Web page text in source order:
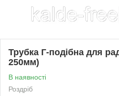
Трубка Г-подібна для
250мм)
В наявності
Роздріб